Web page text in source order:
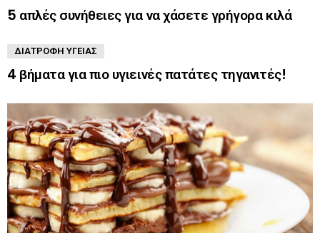
5 απλές συνήθειες για να χάσετε γρήγορα κιλά
ΔΙΑΤΡΟΦΉ ΥΓΕΊΑΣ
4 βήματα για πιο υγιεινές πατάτες τηγανιτές!